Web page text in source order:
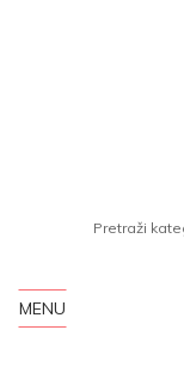
Pretraži
MENU